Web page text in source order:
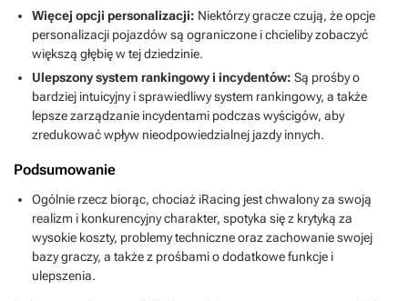
Więcej opcji personalizacji: Niektórzy gracze czują, że opcje
personalizacji pojazdów są ograniczone i chcieliby zobaczyć
większą głębię w tej dziedzinie.
Ulepszony system rankingowy i incydentów: Są prośby o
bardziej intuicyjny i sprawiedliwy system rankingowy, a także
lepsze zarządzanie incydentami podczas wyścigów, aby
zredukować wpływ nieodpowiedzialnej jazdy innych.
Podsumowanie
Ogólnie rzecz biorąc, chociaż iRacing jest chwalony za swoją
realizm i konkurencyjny charakter, spotyka się z krytyką za
wysokie koszty, problemy techniczne oraz zachowanie swojej
bazy graczy, a także z prośbami o dodatkowe funkcje i
ulepszenia.